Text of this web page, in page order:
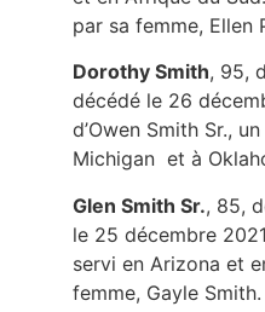
par sa femme, Ellen
Dorothy Smith, 95,
décédé le 26
d’Owen Smith Sr.,
Michigan et à
Glen Smith Sr., 85,
le 25 décembre
servi en Arizona et
femme, Gayle Smith.